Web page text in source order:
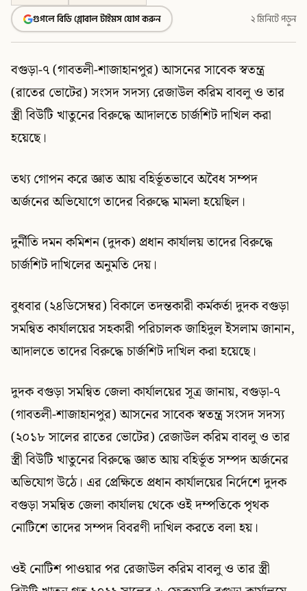
গুগলে বিডি গ্লোবাল টাইমস যোগ করুন
২ মিনিটে পড়ুন
বগুড়া-৭ (গাবতলী-শাজাহানপুর) আসনের সাবেক স্বতন্ত্র
(রাতের ভোটের) সংসদ সদস্য রেজাউল করিম বাবলু ও তার
স্ত্রী বিউটি খাতুনের বিরুদ্ধে আদালতে চার্জশিট দাখিল করা
হয়েছে।
তথ্য গোপন করে জ্ঞাত আয় বহির্ভূতভাবে অবৈধ সম্পদ
অর্জনের অভিযোগে তাদের বিরুদ্ধে মামলা হয়েছিল।
দুর্নীতি দমন কমিশন (দুদক) প্রধান কার্যালয় তাদের বিরুদ্ধে
চার্জশিট দাখিলের অনুমতি দেয়।
বুধবার (২৪ডিসেম্বর) বিকালে তদন্তকারী কর্মকর্তা দুদক বগুড়া
সমন্বিত কার্যালয়ের সহকারী পরিচালক জাহিদুল ইসলাম জানান,
আদালতে তাদের বিরুদ্ধে চার্জশিট দাখিল করা হয়েছে।
দুদক বগুড়া সমন্বিত জেলা কার্যালয়ের সূত্র জানায়, বগুড়া-৭
(গাবতলী-শাজাহানপুর) আসনের সাবেক স্বতন্ত্র সংসদ সদস্য
(২০১৮ সালের রাতের ভোটের) রেজাউল করিম বাবলু ও তার
স্ত্রী বিউটি খাতুনের বিরুদ্ধে জ্ঞাত আয় বহির্ভূত সম্পদ অর্জনের
অভিযোগ উঠে। এর প্রেক্ষিতে প্রধান কার্যালয়ের নির্দেশে দুদক
বগুড়া সমন্বিত জেলা কার্যালয় থেকে ওই দম্পতিকে পৃথক
নোটিশে তাদের সম্পদ বিবরণী দাখিল করতে বলা হয়।
ওই নোটিশ পাওয়ার পর রেজাউল করিম বাবলু ও তার স্ত্রী